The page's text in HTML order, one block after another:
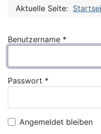
Aktuelle Seite:
Benutzername *
Passwort *
Angemeldet bleiben